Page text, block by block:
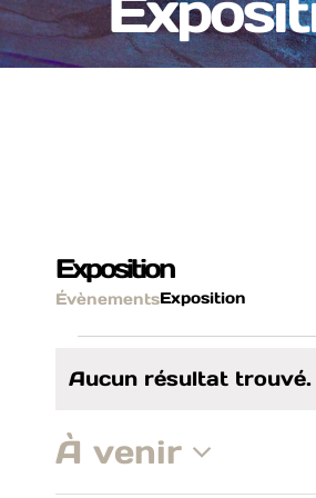
Exposition
ÉvènementsExposition
Notice
Aucun résultat trouvé.
À venir
Sélectionnez